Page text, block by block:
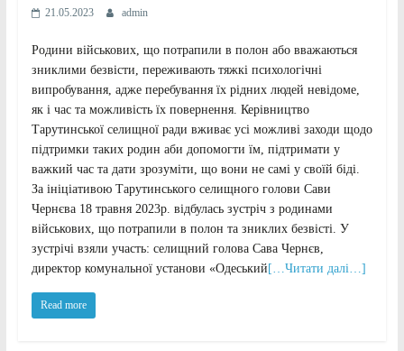
21.05.2023 admin
Родини військових, що потрапили в полон або вважаються
зниклими безвісти, переживають тяжкі психологічні
випробування, адже перебування їх рідних людей невідоме,
як і час та можливість їх повернення. Керівництво
Тарутинської селищної ради вживає усі можливі заходи щодо
підтримки таких родин аби допомогти їм, підтримати у
важкий час та дати зрозуміти, що вони не самі у своїй біді.
За ініціативою Тарутинського селищного голови Сави
Чернєва 18 травня 2023р. відбулась зустріч з родинами
військових, що потрапили в полон та зниклих безвісті. У
зустрічі взяли участь: селищний голова Сава Чернєв,
директор комунальної установи «Одеський […Читати далі…]
Read more